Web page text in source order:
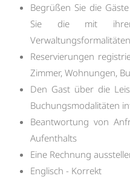
Begrüßen Sie die
Sie die mit ihrem
Verwaltungsformalitäten.
Reservierungen
Zimmer, Wohnungen,
Den Gast über die
Buchungsmodalitäten
Beantwortung von
Aufenthalts
Eine Rechnung
Englisch - Korrekt